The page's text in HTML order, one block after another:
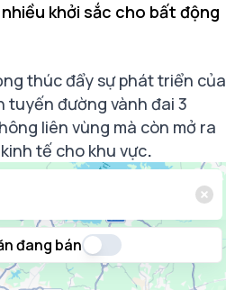
khởi sắc cho bất động
thúc đẩy sự phát triển của
tuyến đường vành đai 3
liên vùng mà còn mở ra
tế cho khu vực.